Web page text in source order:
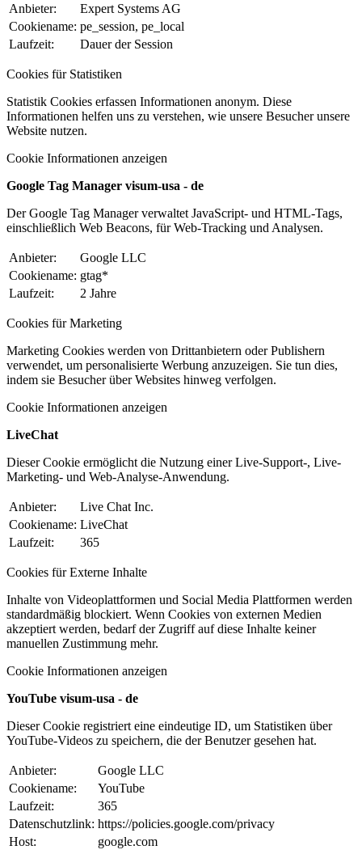
Anbieter:
Expert Systems AG
Cookiename: pe_session, pe_local
Laufzeit:
Dauer der Session
Cookies für Statistiken
Statistik Cookies erfassen Informationen anonym. Diese
Informationen helfen uns zu verstehen, wie unsere Besucher unsere
Website nutzen.
Cookie Informationen anzeigen
Google Tag Manager visum-usa - de
Der Google Tag Manager verwaltet JavaScript- und HTML-Tags,
einschließlich Web Beacons, für Web-Tracking und Analysen.
Anbieter:
Google LLC
Cookiename: gtag*
Laufzeit:
2 Jahre
Cookies für Marketing
Marketing Cookies werden von Drittanbietern oder Publishern
verwendet, um personalisierte Werbung anzuzeigen. Sie tun dies,
indem sie Besucher über Websites hinweg verfolgen.
Cookie Informationen anzeigen
LiveChat
Dieser Cookie ermöglicht die Nutzung einer Live-Support-, Live-
Marketing- und Web-Analyse-Anwendung.
Anbieter:
Live Chat Inc.
Cookiename: LiveChat
Laufzeit:
365
Cookies für Externe Inhalte
Inhalte von Videoplattformen und Social Media Plattformen werden
standardmäßig blockiert. Wenn Cookies von externen Medien
akzeptiert werden, bedarf der Zugriff auf diese Inhalte keiner
manuellen Zustimmung mehr.
Cookie Informationen anzeigen
YouTube visum-usa - de
Dieser Cookie registriert eine eindeutige ID, um Statistiken über
YouTube-Videos zu speichern, die der Benutzer gesehen hat.
Anbieter:
Google LLC
Cookiename:
YouTube
Laufzeit:
365
Datenschutzlink: https://policies.google.com/privacy
Host:
google.com